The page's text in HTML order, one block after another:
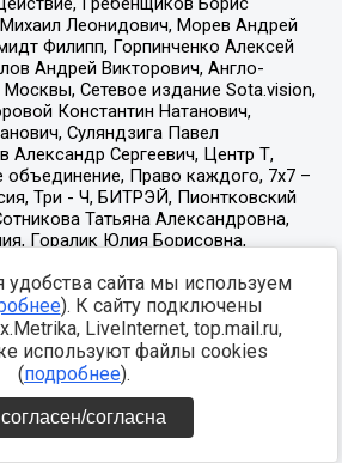
сайта мы используем
). К сайту подключены
LiveInternet, top.mail.ru,
используют файлы cookies
(подробнее).
согласна